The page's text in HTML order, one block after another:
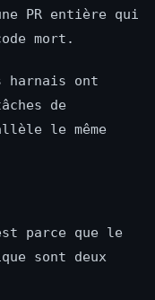
PR entière qui
mort.
harnais ont
de
le même
parce que le
sont deux